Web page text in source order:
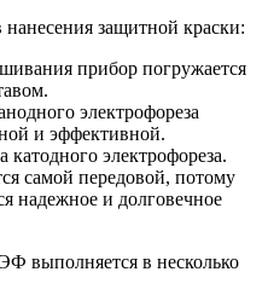
нанесения защитной краски:
прибор погружается
электрофореза
и эффективной.
электрофореза.
самой передовой, потому
надежное и долговечное
выполняется в несколько